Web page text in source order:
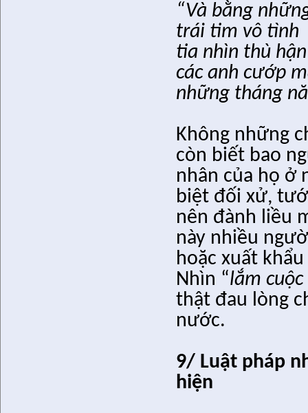
“Và bằng
trái tim vô tình
tia nhìn thù hận
các anh cướp
những tháng
Không những
còn biết bao
nhân của họ ở
biệt đối xử,
nên đành liều
này nhiều
hoặc xuất
Nhìn “lắm
thật đau lòng
nước.
9/ Luật pháp
hiện